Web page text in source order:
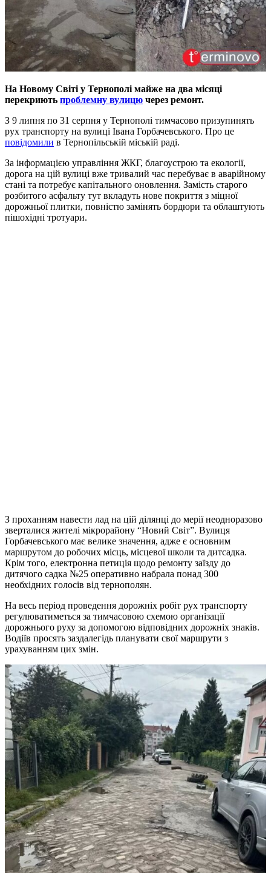
На Новому Світі у Тернополі майже на два місяці
перекриють проблемну вулицю через ремонт.
З 9 липня по 31 серпня у Тернополі тимчасово призупинять
рух транспорту на вулиці Івана Горбачевського. Про це
повідомили в Тернопільській міській раді.
За інформацією управління ЖКГ, благоустрою та екології,
дорога на цій вулиці вже тривалий час перебуває в аварійному
стані та потребує капітального оновлення. Замість старого
розбитого асфальту тут вкладуть нове покриття з міцної
дорожньої плитки, повністю замінять бордюри та облаштують
пішохідні тротуари.
З проханням навести лад на цій ділянці до мерії неодноразово
зверталися жителі мікрорайону “Новий Світ”. Вулиця
Горбачевського має велике значення, адже є основним
маршрутом до робочих місць, місцевої школи та дитсадка.
Крім того, електронна петиція щодо ремонту заїзду до
дитячого садка №25 оперативно набрала понад 300
необхідних голосів від тернополян.
На весь період проведення дорожніх робіт рух транспорту
регулюватиметься за тимчасовою схемою організації
дорожнього руху за допомогою відповідних дорожніх знаків.
Водіїв просять заздалегідь планувати свої маршрути з
урахуванням цих змін.